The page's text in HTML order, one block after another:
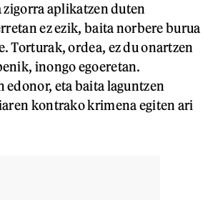
aplikatzen duten
ez ezik, baita norbere burua
Torturak, ordea, ez du onartzen
inongo egoeretan.
edonor, eta baita laguntzen
kontrako krimena egiten ari